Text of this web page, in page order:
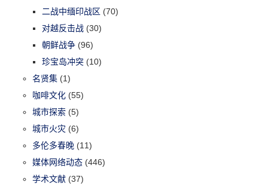
二战中缅印战区 (70)
对越反击战 (30)
朝鲜战争 (96)
珍宝岛冲突 (10)
名贤集 (1)
咖啡文化 (55)
城市探索 (5)
城市火灾 (6)
多伦多春晚 (11)
媒体网络动态 (446)
学术文献 (37)